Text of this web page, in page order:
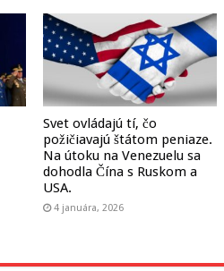
Svet ovládajú tí, čo
požičiavajú štátom peniaze.
Na útoku na Venezuelu sa
dohodla Čína s Ruskom a
USA.
4 januára, 2026